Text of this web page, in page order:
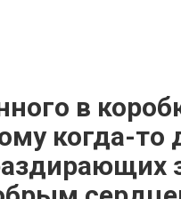
в
когда-то